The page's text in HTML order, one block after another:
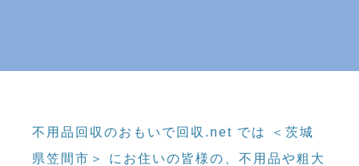
不用品回収のおもいで回収.net では ＜茨城
県笠間市＞ にお住いの皆様の、不用品や粗大